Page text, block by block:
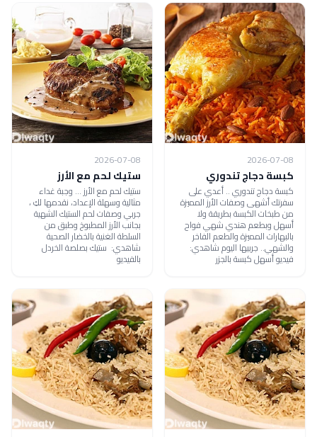
2026-07-08
كبسة دجاج تندوري
كبسة دجاج تندوري .. أعدي على
سفرتك أشهى وصفات الأرز المميزة
من طبخات الكبسة بطريقة ولا
أسهل وبطعم هندي شهي فواح
بالبهارات المميزة والطعم الفاخر
والشهي.. جربيها اليوم شاهدي:
فيديو أسهل كبسة بالجزر
2026-07-08
ستيك لحم مع الأرز
ستيك لحم مع الأرز ... وجبة غداء
مثالية وسهلة الإعداد، نقدمها لكِ ،
جربي وصفات لحم الستيك الشهية
بجانب الأرز المطبوخ وطبق من
السلطة الغنية بالخضار الصحية
شاهدي: ستيك بصلصة الخردل
بالفيديو